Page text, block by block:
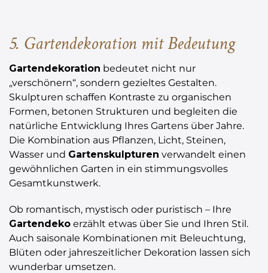
5. Gartendekoration mit Bedeutung
Gartendekoration bedeutet nicht nur
„verschönern“, sondern gezieltes Gestalten.
Skulpturen schaffen Kontraste zu organischen
Formen, betonen Strukturen und begleiten die
natürliche Entwicklung Ihres Gartens über Jahre.
Die Kombination aus Pflanzen, Licht, Steinen,
Wasser und Gartenskulpturen verwandelt einen
gewöhnlichen Garten in ein stimmungsvolles
Gesamtkunstwerk.
Ob romantisch, mystisch oder puristisch – Ihre
Gartendeko erzählt etwas über Sie und Ihren Stil.
Auch saisonale Kombinationen mit Beleuchtung,
Blüten oder jahreszeitlicher Dekoration lassen sich
wunderbar umsetzen.